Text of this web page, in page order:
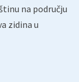
na području
zidina u